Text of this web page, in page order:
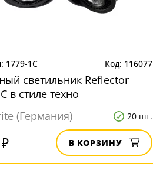
1779-1C 116077
светильник Reflector
в стиле техно
(Германия)
20 шт.
В КОРЗИНУ